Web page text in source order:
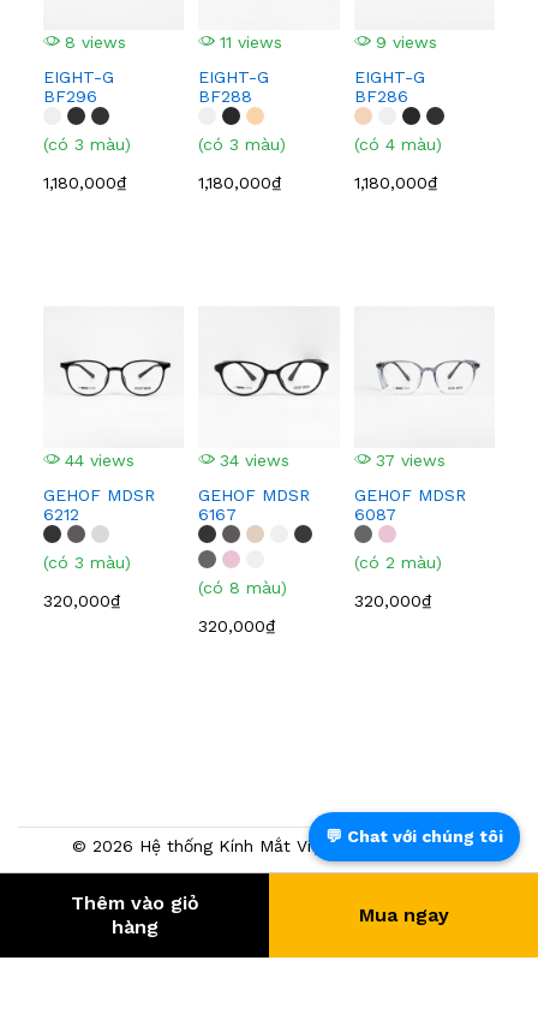
8 views
EIGHT-G
BF296
(có 3 màu)
1,180,000₫
11 views
EIGHT-G
BF288
(có 3 màu)
1,180,000₫
9 views
EIGHT-G
BF286
(có 4 màu)
1,180,000₫
44 views
GEHOF MDSR
6212
(có 3 màu)
320,000₫
34 views
GEHOF MDSR
6167
(có 8 màu)
320,000₫
37 views
GEHOF MDSR
6087
(có 2 màu)
320,000₫
💬 Chat với chúng tôi
© 2026 Hệ thống Kính Mắt Việt Tín. Powered by
397.432 - KHÁCH HÀNG
Thêm vào giỏ
hàng
Mua ngay